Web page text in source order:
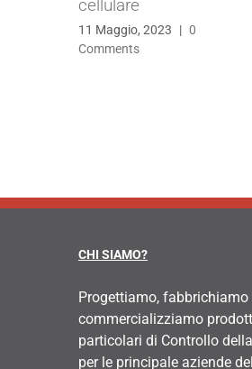
cellulare
11 Maggio, 2023 | 0
Comments
CHI SIAMO?
Progettiamo, fabbrichiamo
commercializziamo
particolari di Controllo
per le principale aziende